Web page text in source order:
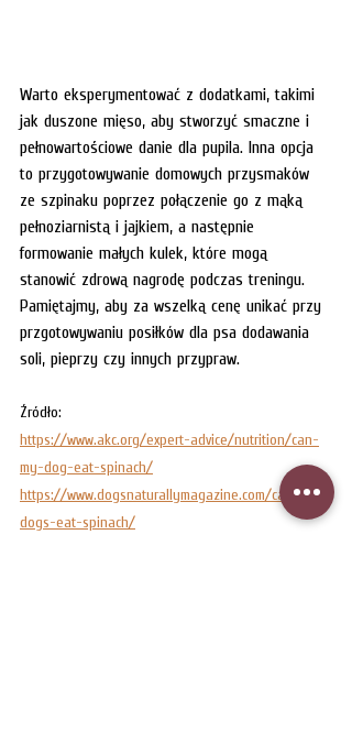
Warto eksperymentować z dodatkami, takimi
jak duszone mięso, aby stworzyć smaczne i
pełnowartościowe danie dla pupila. Inna opcja
to przygotowywanie domowych przysmaków
ze szpinaku poprzez połączenie go z mąką
pełnoziarnistą i jajkiem, a następnie
formowanie małych kulek, które mogą
stanowić zdrową nagrodę podczas treningu.
Pamiętajmy, aby za wszelką cenę unikać przy
przgotowywaniu posiłków dla psa dodawania
soli, pieprzy czy innych przypraw.
Źródło:
https://www.akc.org/expert-advice/nutrition/can-
my-dog-eat-spinach/
https://www.dogsnaturallymagazine.com/can-
dogs-eat-spinach/